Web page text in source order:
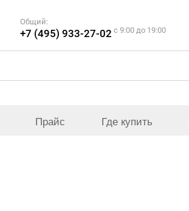
Общий:
+7 (495) 933-27-02 c 9:00 до 19:00
Прайс Где купить